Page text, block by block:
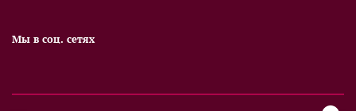
Мы в соц. сетях